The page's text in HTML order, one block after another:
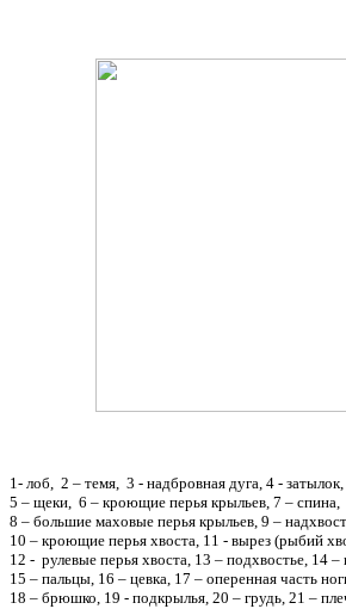
1- лоб, 2 – темя, 3 - надбровная дуга, 4 - затылок,
5 – щеки, 6 – кроющие перья крыльев, 7 – спина,
8 – большие маховые перья крыльев, 9 –
10 – кроющие перья хвоста, 11 - вырез (рыбий
12 - рулевые перья хвоста, 13 – подхвостье, 14 –
15 – пальцы, 16 – цевка, 17 – оперенная часть
18 – брюшко, 19 - подкрылья, 20 – грудь, 21 –